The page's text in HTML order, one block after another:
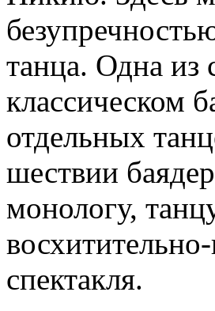
танца. Одна из
классическом
отдельных
шествии
монологу,
спектакля.